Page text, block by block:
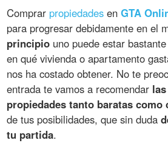
Comprar propiedades enGTA
para progresar debidamente en el
principio uno puede estar
en qué vivienda o apartamento
nos ha costado obtener. No te
entrada te vamos a recomendar
propiedades tanto baratas como
de tus posibilidades, que sin duda
tu partida.